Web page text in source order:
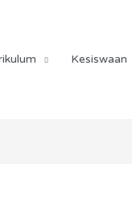
Kesiswaan